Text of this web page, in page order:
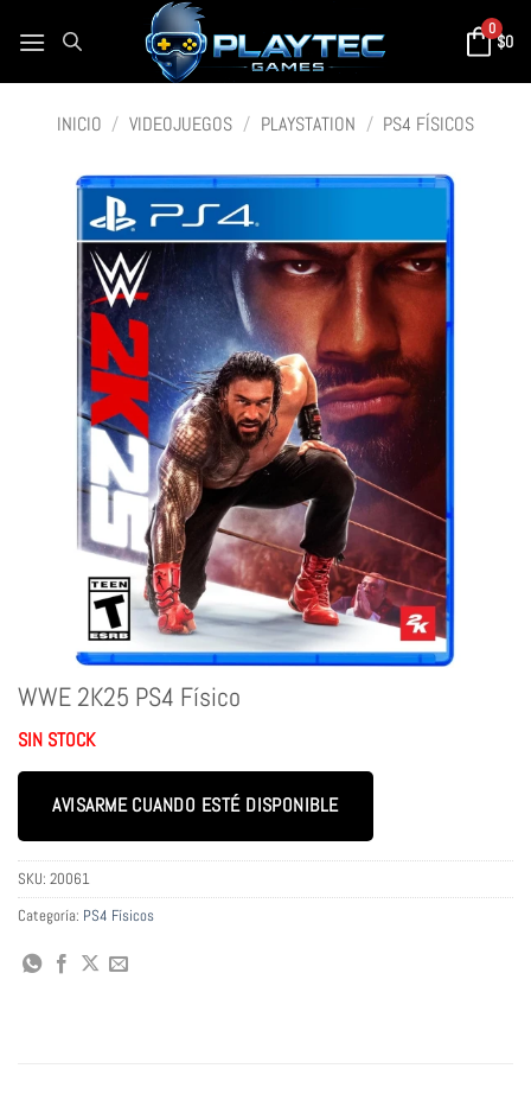
0
$0
INICIO / VIDEOJUEGOS / PLAYSTATION / PS4 FÍSICOS
WWE 2K25 PS4 Físico
SIN STOCK
AVISARME CUANDO ESTÉ DISPONIBLE
SKU: 20061
Categoría: PS4 Físicos